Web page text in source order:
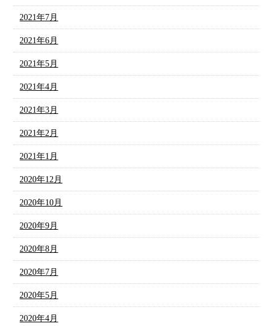
2021年7月
2021年6月
2021年5月
2021年4月
2021年3月
2021年2月
2021年1月
2020年12月
2020年10月
2020年9月
2020年8月
2020年7月
2020年5月
2020年4月